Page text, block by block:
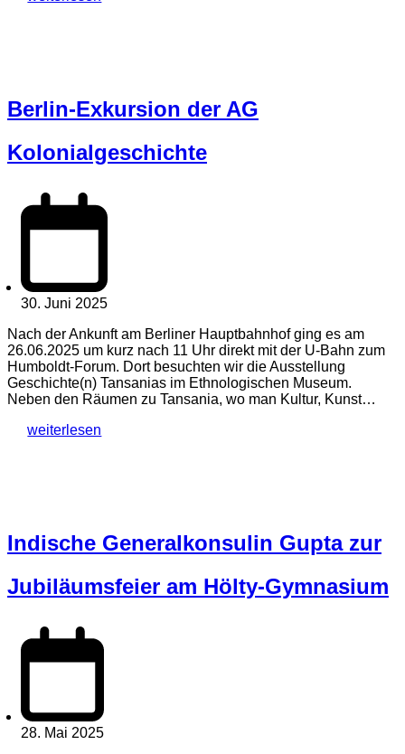
Berlin-Exkursion der AG
Kolonialgeschichte
30. Juni 2025
Nach der Ankunft am Berliner Hauptbahnhof ging es am
26.06.2025 um kurz nach 11 Uhr direkt mit der U-Bahn zum
Humboldt-Forum. Dort besuchten wir die Ausstellung
Geschichte(n) Tansanias im Ethnologischen Museum.
Neben den Räumen zu Tansania, wo man Kultur, Kunst…
weiterlesen
Indische Generalkonsulin Gupta zur
Jubiläumsfeier am Hölty-Gymnasium
28. Mai 2025